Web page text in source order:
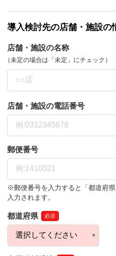
導入検討先の店舗・施設の
店舗・施設の名称
（未定の場合は「未定」にチェック）
店舗・施設の電話番号
郵便番号
※郵便番号を入力すると「都道府
入力されます。
都道府県 必須